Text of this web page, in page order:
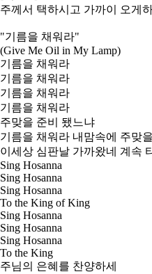
주께서 택하시고 가까이 오게
"기름을 채워라"
(Give Me Oil in My Lamp)
기름을 채워라
기름을 채워라
기름을 채워라
기름을 채워라
주맞을 준비 됐느냐
기름을 채워라 내맘속에 주맞
이세상 심판날 가까왔네 계속
Sing Hosanna
Sing Hosanna
Sing Hosanna
To the King of King
Sing Hosanna
Sing Hosanna
Sing Hosanna
To the King
주님의 은혜를 찬양하세